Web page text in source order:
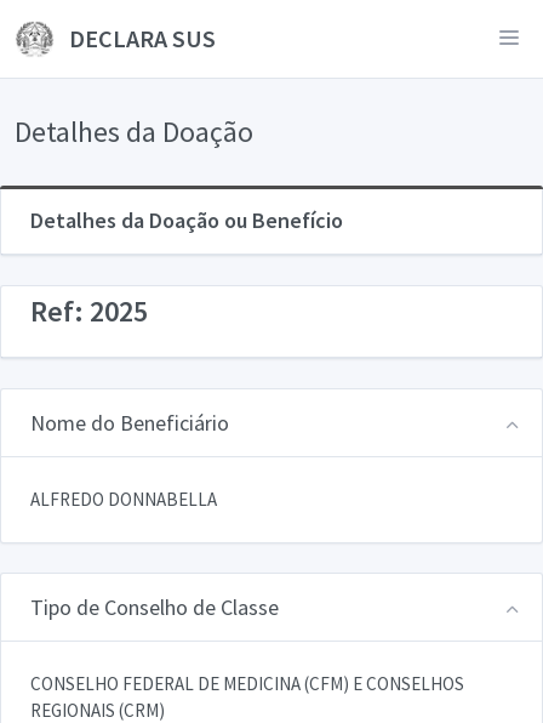
DECLARA SUS
Detalhes da Doação
Detalhes da Doação ou Benefício
Ref: 2025
Nome do Beneficiário
ALFREDO DONNABELLA
Tipo de Conselho de Classe
CONSELHO FEDERAL DE MEDICINA (CFM) E CONSELHOS
REGIONAIS (CRM)